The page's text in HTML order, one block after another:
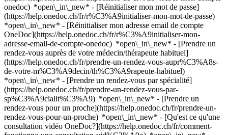
onedoc) *open\_in\_new* - [Réinitialiser mon mot de passe]
(https://help.onedoc.ch/fr/r%C3%A9initialiser-mon-mot-de-passe)
*open\_in\_new* - [Réinitialiser mon adresse email de compte
OneDoc](https://help.onedoc.ch/fr/r%C3%A9initialiser-mon-
adresse-email-de-compte-onedoc) *open\_in\_new* - [Prendre un
rendez-vous auprès de votre médecin/thérapeute habituel]
(https://help.onedoc.ch/fr/prendre-un-rendez-vous-aupr%C3%A8s-
de-votre-m%C3%A9decin/th%C3%A9rapeute-habituel)
*open\_in\_new* - [Prendre un rendez-vous par spécialité]
(https://help.onedoc.ch/fr/prendre-un-rendez-vous-par-
sp%C3%A9cialit%C3%A9) *open\_in\_new* - [Prendre un
rendez-vous pour un proche](https://help.onedoc.ch/fr/prendre-un-
rendez-vous-pour-un-proche) *open\_in\_new* - [Qu'est ce qu'une
consultation vidéo OneDoc?](https://help.onedoc.ch/fr/comment-